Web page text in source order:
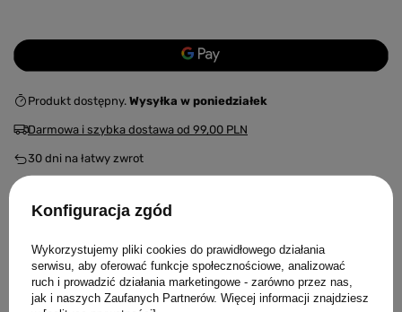
Produkt dostępny Wysyłka w poniedziałek
Darmowa i szybka dostawa od 99,00 PLN
30 dni na łatwy zwrot
Opis produktu
Szczegóły
Konfiguracja zgód
Wykorzystujemy pliki cookies do prawidłowego działania
serwisu, aby oferować funkcje społecznościowe, analizować
ruch i prowadzić działania marketingowe - zarówno przez nas,
jak i naszych Zaufanych Partnerów. Więcej informacji znajdziesz